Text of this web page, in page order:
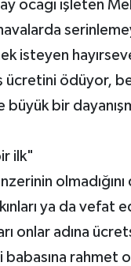
ocağı işleten
isteyen
ödüyor,
büyük bir
ilk"
ya da vefat
onlar adına
babasına rahmet